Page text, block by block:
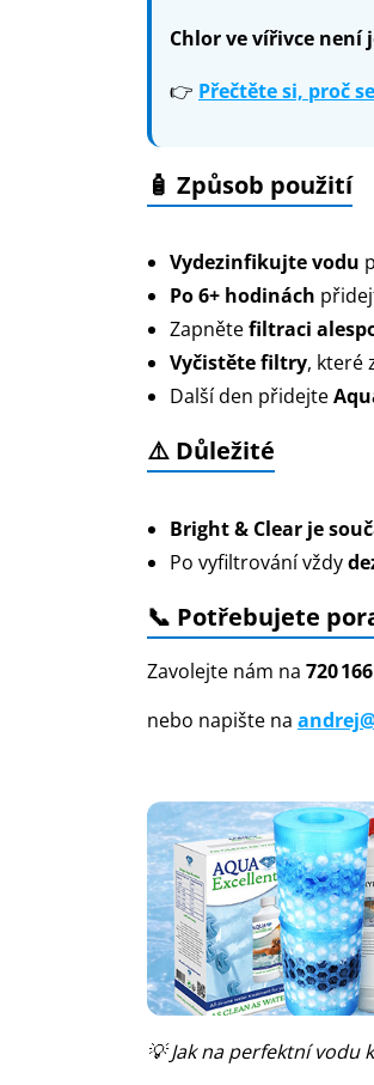
Chlor ve vířivce není
👉 Přečtěte si, proč
🧴 Způsob použití
Vydezinfikujte vodu
Po 6+ hodinách
Zapnětefiltraci
Vyčistěte filtry, které
Další den přidejte
⚠️ Důležité
Bright & Clear je
Po vyfiltrování vždy
📞 Potřebujete
Zavolejte nám na 720
nebo napište na
💡 Jak na perfektní vodu